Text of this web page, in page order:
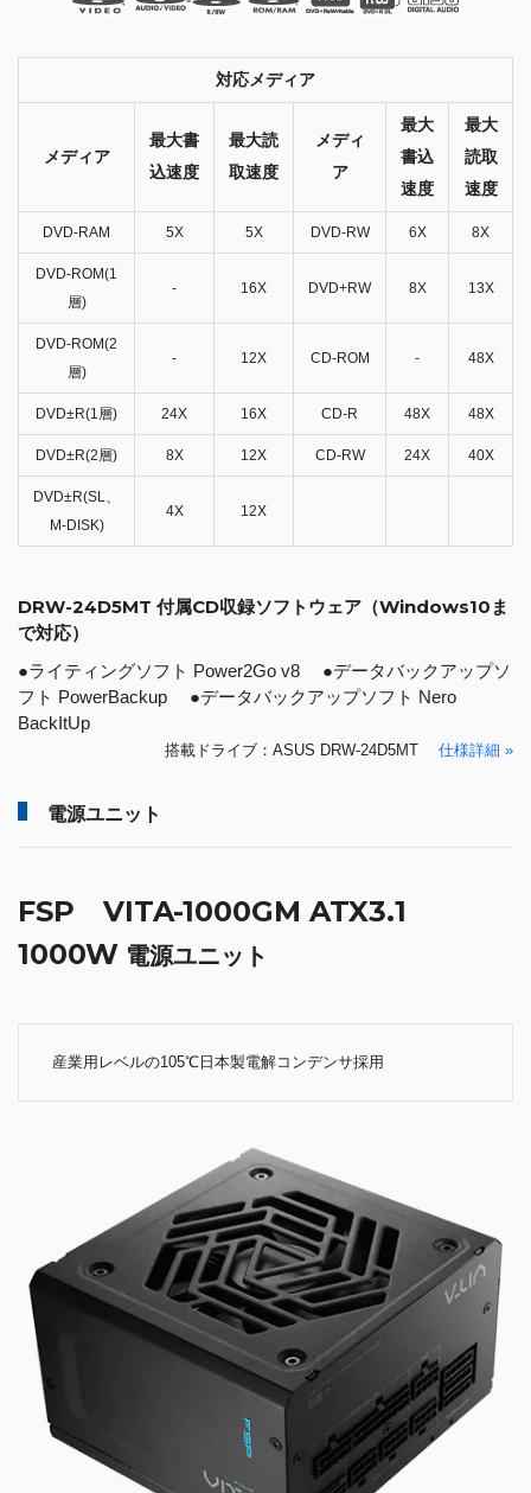
対応メディア
メディア
最大書
込速度
最大読
取速度
メディ
ア
最大
書込
速度
最大
読取
速度
DVD-RAM 5X 5X DVD-RW 6X 8X
DVD-ROM(1
層)
- 16X DVD+RW 8X 13X
DVD-ROM(2
層)
- 12X CD-ROM - 48X
DVD±R(1層) 24X 16X CD-R 48X 48X
DVD±R(2層) 8X 12X CD-RW 24X 40X
DVD±R(SL、
M-DISK)
4X 12X
DRW-24D5MT 付属CD収録ソフトウェア（Windows10ま
で対応）
●ライティングソフト Power2Go v8 ●データバックアップソ
フト PowerBackup ●データバックアップソフト Nero
BackItUp
搭載ドライブ：ASUS DRW-24D5MT 仕様詳細 »
電源ユニット
FSP VITA-1000GM ATX3.1
1000W 電源ユニット
産業用レベルの105℃日本製電解コンデンサ採用